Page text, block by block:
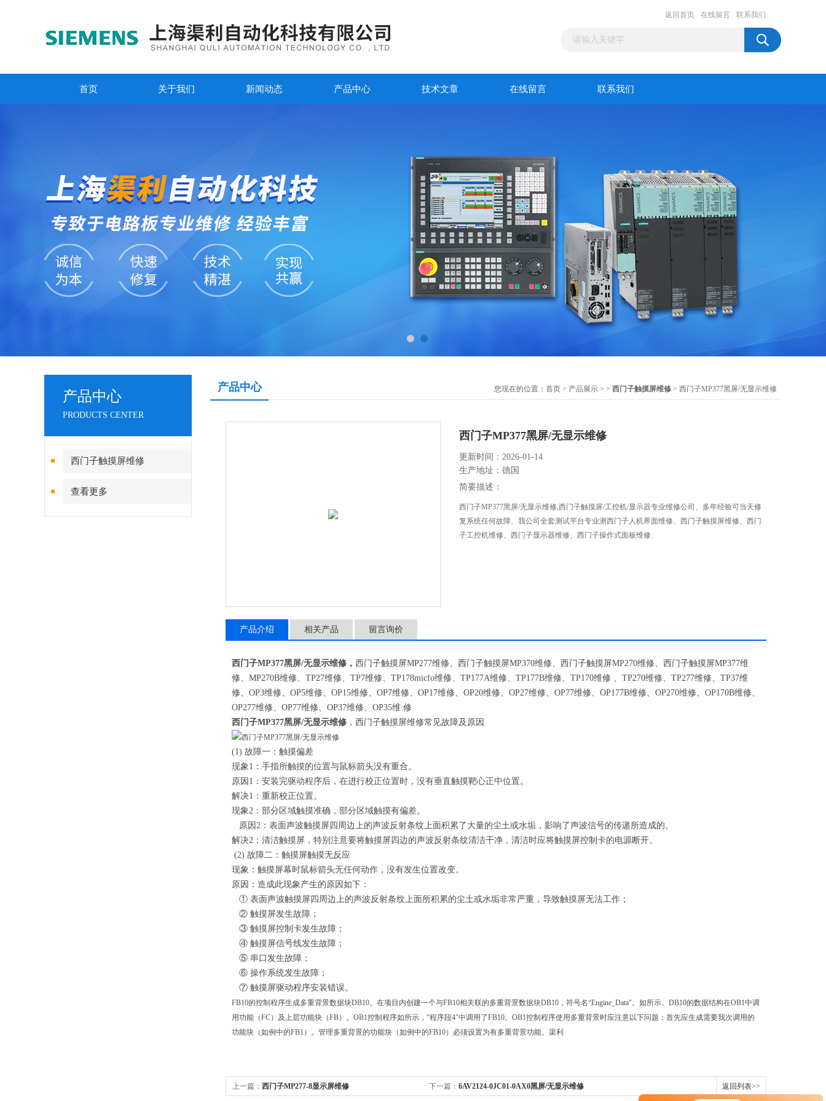
返回首页 在线留言 联系我们
首页 关于我们 新闻动态 产品中心 技术文章 在线留言 联系我们
产品中心
PRODUCTS CENTER
西门子触摸屏维修
查看更多
产品中心 您现在的位置： 首页 > 产品展示 > > 西门子触摸屏维修 > 西门子MP377黑屏/无显示维修
西门子MP377黑屏/无显示维修
更新时间：2026-01-14
生产地址：德国
简要描述：
西门子MP377黑屏/无显示维修,西门子触摸屏/工控机/显示器专业维修公司、多年经验可当天修
复系统任何故障、我公司全套测试平台专业测西门子人机界面维修、西门子触摸屏维修、西门
子工控机维修、西门子显示器维修、西门子操作式面板维修、
产品介绍 相关产品 留言询价
西门子MP377黑屏/无显示维修， 西门子触摸屏MP277维修、西门子触摸屏MP370维修、西门子触摸屏MP270维修、西门子触摸屏MP377维
修、 MP270B维修、 TP27维修、 TP7维修、 TP178micfo维修、 TP177A维修、 TP177B维修、 TP170维修 、 TP270维修、 TP277维修、 TP37维
修、 OP3维修、 OP5维修、 OP15维修、 OP7维修、 OP17维修、 OP20维修、 OP27维修、 OP77维修、 OP177B维修、 OP270维修、 OP170B维修、
OP277维修、 OP77维修、 OP37维修、 OP35维 修
西门子MP377黑屏/无显示维修 ，西门子触摸屏维修常见故障及原因
(1) 故障一：触摸偏差
现象1 ：手指所触摸的位置与鼠标箭头没有重合。
原因 1 ：安装完驱动程序后，在进行校正位置时，没有垂直触摸靶心正中位置。
解决1 ：重新校正位置。
现象2 ：部分区域触摸准确，部分区域触摸有偏差。
原因2 ：表面声波触摸屏四周边上的声波反射条纹上面积累了大量的尘土或水垢，影响了声波信号的传递所造成的。
解决2 ：清洁触摸屏，特别注意要将触摸屏四边的声波反射条纹清洁干净，清洁时应将触摸屏控制卡的电源断开。
(2) 故障二：触摸屏触摸无反应
现象：触摸屏幕时鼠标箭头无任何动作，没有发生位置改变。
原因：造成此现象产生的原因如下：
① 表面声波触摸屏四周边上的声波反射条纹上面所积累的尘土或水垢非常严重，导致触摸屏无法工作；
② 触摸屏发生故障；
③ 触摸屏控制卡发生故障；
④ 触摸屏信号线发生故障；
⑤ 串口发生故障；
⑥ 操作系统发生故障；
⑦ 触摸屏驱动程序安装错误。
FB10的控制程序生成多重背景数据块DB10。在项目内创建一个与FB10相关联的多重背景数据块DB10，符号名“Engine_Data"。如所示。DB10的数据结构在OB1中调
用功能（FC）及上层功能块（FB）。OB1控制程序如所示，“程序段4"中调用了FB10。OB1控制程序使用多重背景时应注意以下问题：首先应生成需要我次调用的
功能块（如例中的FB1）。管理多重背景的功能块（如例中的FB10）必须设置为有多重背景功能。渠利
上一篇： 西门子MP277-8显示屏维修 下一篇： 6AV2124-0JC01-0AX0黑屏/无显示维修 返回列表>>